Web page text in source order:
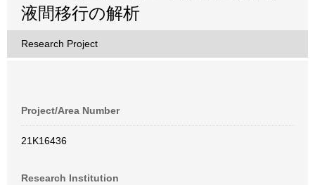
液間移行の解析
Research Project
Project/Area Number
21K16436
Research Institution